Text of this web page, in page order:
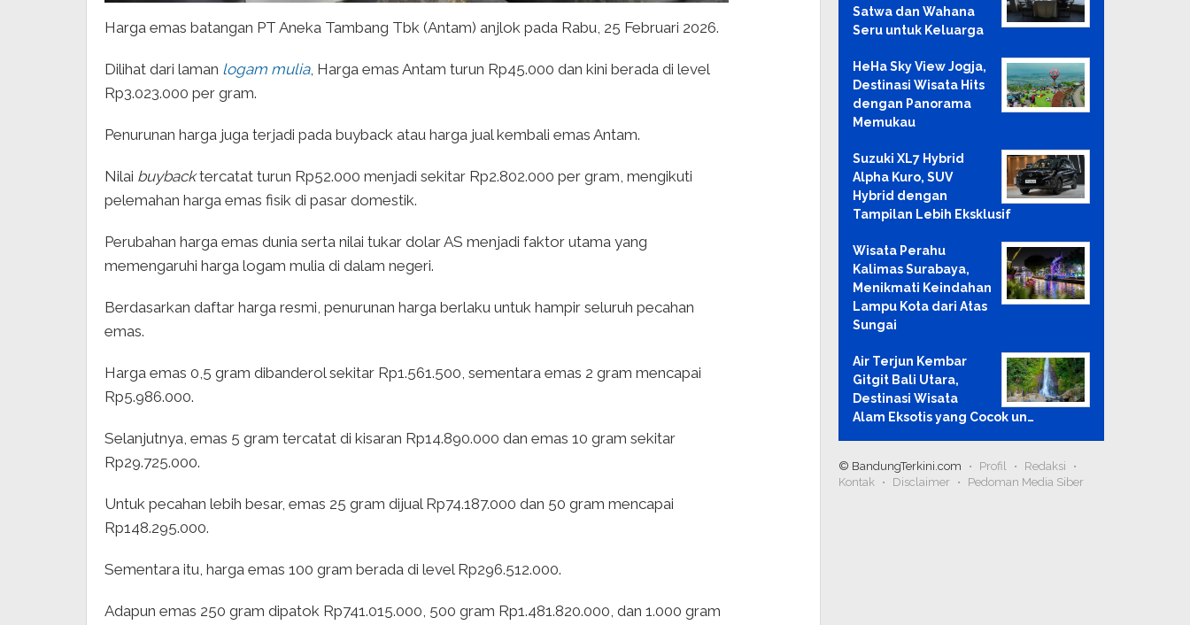
Harga emas batangan PT Aneka Tambang Tbk (Antam) anjlok pada Rabu, 25 Februari 2026.
Dilihat dari laman logam mulia, Harga emas Antam turun Rp45.000 dan kini berada di level
Rp3.023.000 per gram.
Penurunan harga juga terjadi pada buyback atau harga jual kembali emas Antam.
Nilai buybacktercatat turun Rp52.000 menjadi sekitar Rp2.802.000 per gram, mengikuti
pelemahan harga emas fisik di pasar domestik.
Perubahan harga emas dunia serta nilai tukar dolar AS menjadi faktor utama yang
memengaruhi harga logam mulia di dalam negeri.
Berdasarkan daftar harga resmi, penurunan harga berlaku untuk hampir seluruh pecahan
emas.
Harga emas 0,5 gram dibanderol sekitar Rp1.561.500, sementara emas 2 gram mencapai
Rp5.986.000.
Selanjutnya, emas 5 gram tercatat di kisaran Rp14.890.000 dan emas 10 gram sekitar
Rp29.725.000.
Untuk pecahan lebih besar, emas 25 gram dijual Rp74.187.000 dan 50 gram mencapai
Rp148.295.000.
Sementara itu, harga emas 100 gram berada di level Rp296.512.000.
Adapun emas 250 gram dipatok Rp741.015.000, 500 gram Rp1.481.820.000, dan 1.000 gram
Satwa dan Wahana
Seru untuk Keluarga
HeHa Sky View Jogja,
Destinasi Wisata Hits
dengan Panorama
Memukau
Suzuki XL7 Hybrid
Alpha Kuro, SUV
Hybrid dengan
Tampilan Lebih Eksklusif
Wisata Perahu
Kalimas Surabaya,
Menikmati Keindahan
Lampu Kota dari Atas
Sungai
Air Terjun Kembar
Gitgit Bali Utara,
Destinasi Wisata
Alam Eksotis yang Cocok un…
© BandungTerkini.com Profil
Redaksi
Kontak
Disclaimer Pedoman Media Siber